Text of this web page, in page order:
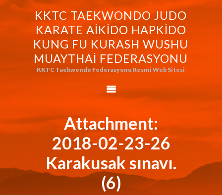
KKTC TAEKWONDO JUDO
KARATE AIKIDO HAPKIDO
KUNG FU KURASH WUSHU
MUAYTHAI FEDERASYONU
KKTC Taekwondo Federasyonu Resmi Web Sitesi
Attachment:
2018-02-23-26
Karakusak sınavı.
(6)
KKTC TAEKWONDO JUDO KARATE
AIKIDO HAPKIDO KUNG FU KURASH
WUSHU MUAYTHAI FEDERASYONU
KKTC Taekwondo Federasyonu Resmi Web Sitesi
FEDERASYONUMUZ
TAEKWONDO
FEDERASYONU
WORLD BUDO
MARTIALARTS
MOK-EZG-2000/2013
PHOTO GALLERY